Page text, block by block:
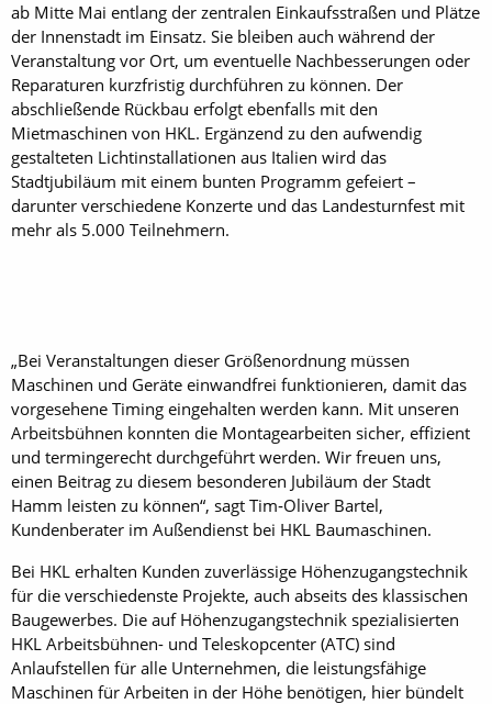
ab Mitte Mai entlang der zentralen Einkaufsstraßen und Plätze
der Innenstadt im Einsatz. Sie bleiben auch während der
Veranstaltung vor Ort, um eventuelle Nachbesserungen oder
Reparaturen kurzfristig durchführen zu können. Der
abschließende Rückbau erfolgt ebenfalls mit den
Mietmaschinen von HKL. Ergänzend zu den aufwendig
gestalteten Lichtinstallationen aus Italien wird das
Stadtjubiläum mit einem bunten Programm gefeiert –
darunter verschiedene Konzerte und das Landesturnfest mit
mehr als 5.000 Teilnehmern.
„Bei Veranstaltungen dieser Größenordnung müssen
Maschinen und Geräte einwandfrei funktionieren, damit das
vorgesehene Timing eingehalten werden kann. Mit unseren
Arbeitsbühnen konnten die Montagearbeiten sicher, effizient
und termingerecht durchgeführt werden. Wir freuen uns,
einen Beitrag zu diesem besonderen Jubiläum der Stadt
Hamm leisten zu können“, sagt Tim‑Oliver Bartel,
Kundenberater im Außendienst bei HKL Baumaschinen.
Bei HKL erhalten Kunden zuverlässige Höhenzugangstechnik
für die verschiedenste Projekte, auch abseits des klassischen
Baugewerbes. Die auf Höhenzugangstechnik spezialisierten
HKL Arbeitsbühnen- und Teleskopcenter (ATC) sind
Anlaufstellen für alle Unternehmen, die leistungsfähige
Maschinen für Arbeiten in der Höhe benötigen, hier bündelt